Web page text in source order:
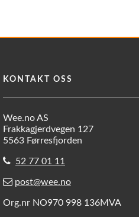
KONTAKT OSS
Wee.no AS
Frakkagjerdvegen 127
5563 Førresfjorden
52 77 01 11
post@wee.no
Org.nr NO970 998 136MVA